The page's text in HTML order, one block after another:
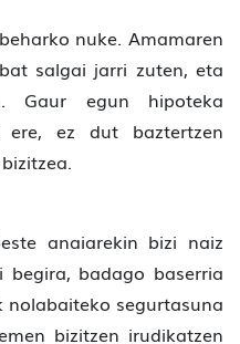
nuke. Amamaren
salgai jarri zuten, eta
Gaur egun hipoteka
ez dut baztertzen
anaiarekin bizi naiz
begira, badago baserria
segurtasuna
bizitzen irudikatzen